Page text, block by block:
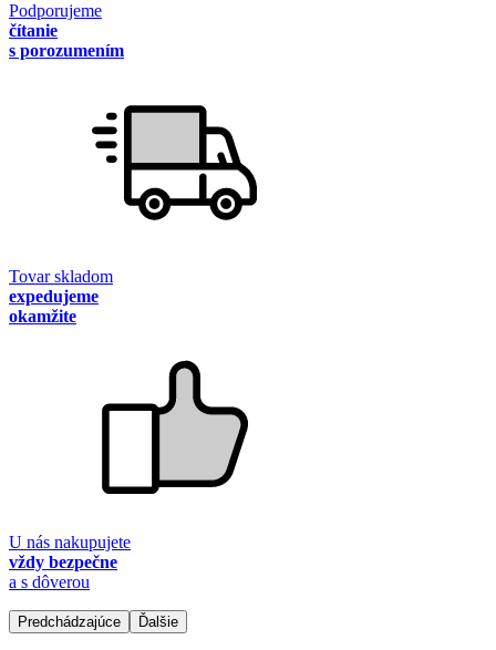
Podporujeme
čítanie
s porozumením
Tovar skladom
expedujeme
okamžite
U nás nakupujete
vždy bezpečne
a s dôverou
Predchádzajúce Ďalšie